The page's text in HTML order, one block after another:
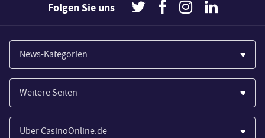
Folgen Sie uns
News-Kategorien
Casinos
Wirtschaft
Spiele
Weitere Seiten
Paypal Casinos
Über CasinoOnline.de